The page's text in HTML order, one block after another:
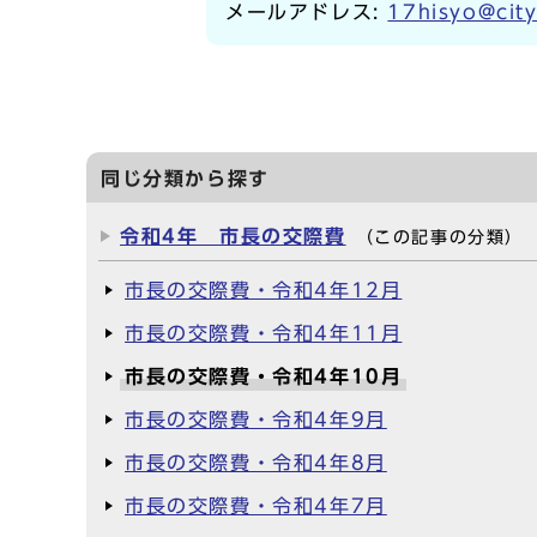
メールアドレス:
同じ分類から探す
令和4年 市長の交際費 （この記事の分類）
市長の交際費・令和4年12月
市長の交際費・令和4年11月
市長の交際費・令和4年10月
市長の交際費・令和4年9月
市長の交際費・令和4年8月
市長の交際費・令和4年7月